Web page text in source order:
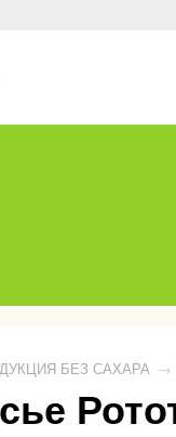
БЕЗ САХАРА →